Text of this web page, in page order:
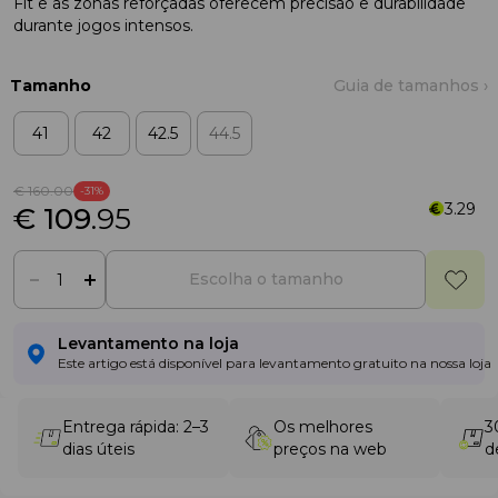
durante jogos intensos.
Tamanho Guia de tamanhos ›
41 42 42.5 44.5
€ 160.00 -31%
€ 109.95 3.29
Escolha o tamanho
Levantamento na loja
Este artigo está disponível para levantamento gratuito na nossa loja
Entrega rápida: 2–3
dias úteis
Os melhores
preços na web